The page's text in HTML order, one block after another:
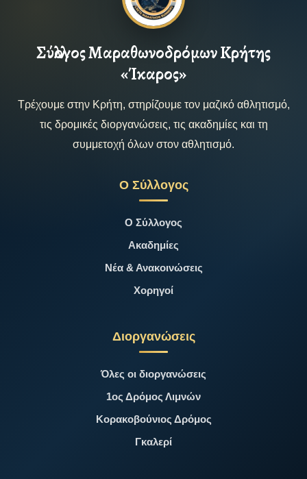
Σύλλογος Μαραθωνοδρόμων Κρήτης
«Ίκαρος»
Τρέχουμε στην Κρήτη, στηρίζουμε τον μαζικό αθλητισμό,
τις δρομικές διοργανώσεις, τις ακαδημίες και τη
συμμετοχή όλων στον αθλητισμό.
Ο Σύλλογος
Ο Σύλλογος
Ακαδημίες
Νέα & Ανακοινώσεις
Χορηγοί
Διοργανώσεις
Όλες οι διοργανώσεις
1ος Δρόμος Λιμνών
Κορακοβούνιος Δρόμος
Γκαλερί